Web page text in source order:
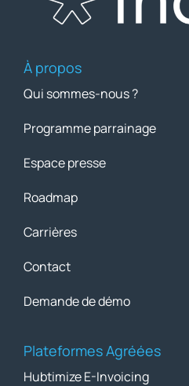
À propos
Qui sommes-nous ?
Programme parrainage
Espace presse
Roadmap
Carrières
Contact
Demande de démo
Plateformes Agréées
Hubtimize E-Invoicing